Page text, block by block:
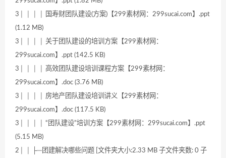
3│ │ │ │ 国寿财团队建设(方案)【299素材网：299sucai.com】.ppt
(1.12 MB)
3│ │ │ │ 关于团队建设的培训方案【299素材网：
299sucai.com】.ppt (142.5 KB)
3│ │ │ │ 高效团队建设培训课程方案【299素材网：
299sucai.com】.doc (3.76 MB)
3│ │ │ │ 房地产团队建设培训讲义【299素材网：
299sucai.com】.doc (117.5 KB)
3│ │ │ │ “团队建设”培训方案【299素材网：299sucai.com】.ppt
(5.15 MB)
2│ │ ├─团建解决哪些问题 [文件夹大小:2.33 MB 子文件夹数: 0 子